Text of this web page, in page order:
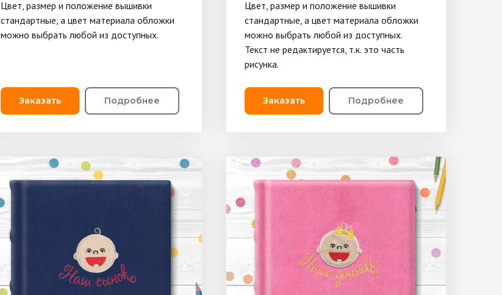
Цвет, размер и положение вышивки
стандартные, а цвет материала обложки
можно выбрать любой из доступных.
Заказать Подробнее
Цвет, размер и положение вышивки
стандартные, а цвет материала обложки
можно выбрать любой из доступных.
Текст не редактируется, т.к. это часть
рисунка.
Заказать Подробнее